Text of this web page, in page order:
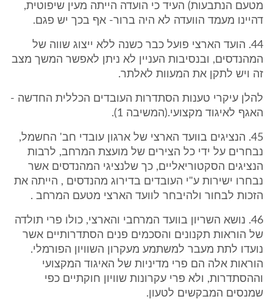
מטעם הנתבעות) העיד כי הועדה הייתה מעין שיפוטית,
דהיינו מעמד הוועדה לא היה ברור- אף בכך יש פגם.
44. הועד הארצי פועל כבר כשנה ללא ייצוג שווה של
המהנדסים, ובנסיבות העניין לא ניתן לאפשר המשך מצב
זה ויש לתקן את המעוות לאלתר.
להלן עיקרי טענות הסתדרות העובדים הכללית החדשה -
האגף לאיגוד מקצועי.(המשיבה 1).
45. הנציגים בוועד הארצי של ארגון עובדי חב' החשמל,
נבחרים על ידי כל הצירים של מועצת המרחב, לרבות
הנציגים הסקטוריאליים, כך שלנציגי המהנדסים אשר
נבחרו ישירות ע"י העובדים בדירוג מהנדסים , הייתה את
הזכות לבחור ולהיבחר לוועד הארצי מטעם המרחב .
46. נושא השריון בוועד המרחבי והארצי, כולו פרי תולדה
של הוראות תקנונים והסכמים פנים הסתדרותיים אשר
נועדו לתת מעבר למשתמע מעקרון השוויון הפורמלי.
הוראות אלה הם פרי מדיניות של האיגוד המקצועי
וההסתדרות, ולא פרי עקרונות שוויון חוקתיים כפי
שמנסים המבקשים לטעון.